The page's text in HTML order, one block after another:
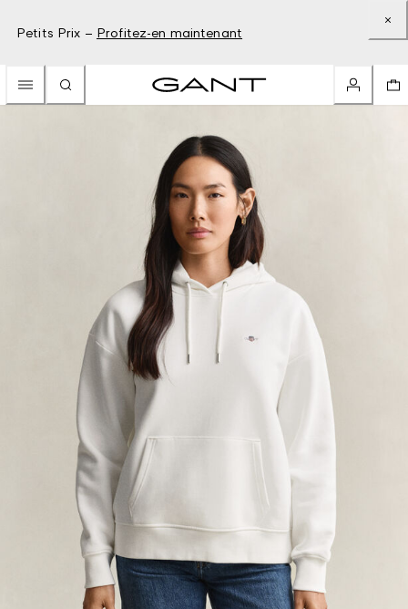
Petits Prix – Profitez-en maintenant